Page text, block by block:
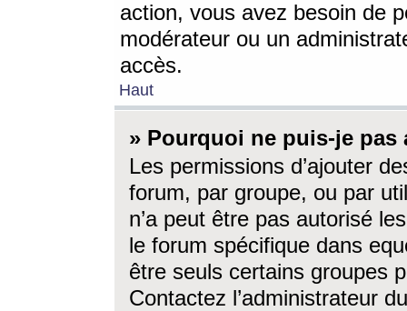
action, vous avez besoin de
modérateur ou un
accès.
Haut
» Pourquoi ne puis-je
Les permissions d’ajouter
forum, par groupe, ou par
n’a peut être pas autorisé
le forum spécifique dans
être seuls certains groupes
Contactez l’administrateur